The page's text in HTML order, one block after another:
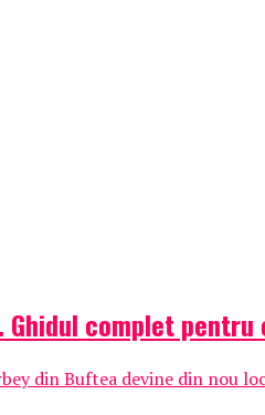
complet
din Buftea devine din nou